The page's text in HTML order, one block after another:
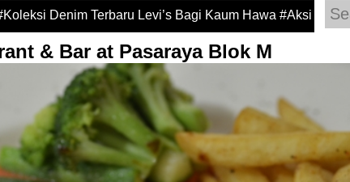
Terbaru Levi’s Bagi Kaum Hawa #Aksi Panggung
& Bar at Pasaraya Blok M